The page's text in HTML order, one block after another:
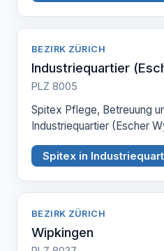
BEZIRK ZÜRICH
Industriequartier
PLZ 8005
Spitex Pflege, Betreuung
Industriequartier (Escher
Spitex in
BEZIRK ZÜRICH
Wipkingen